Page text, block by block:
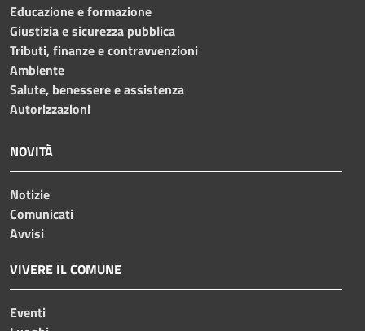
Educazione e formazione
Giustizia e sicurezza pubblica
Tributi, finanze e contravvenzioni
Ambiente
Salute, benessere e assistenza
Autorizzazioni
NOVITÀ
Notizie
Comunicati
Avvisi
VIVERE IL COMUNE
Eventi